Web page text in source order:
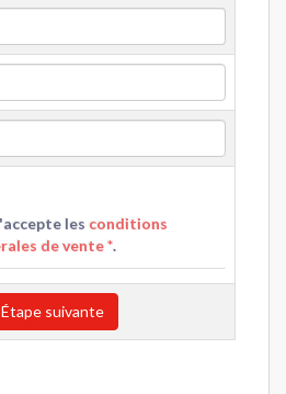
les conditions
de vente *.
suivante